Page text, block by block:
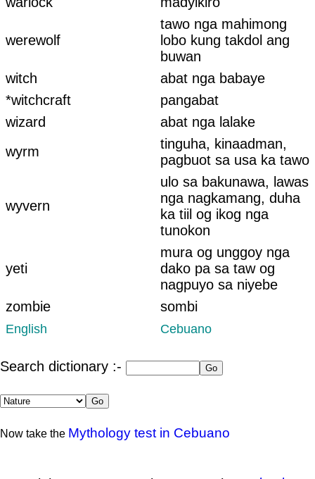
werewolf
tawo nga mahimong
lobo kung takdol ang
buwan
witch
abat nga babaye
*witchcraft
pangabat
wizard
abat nga lalake
wyrm
tinguha, kinaadman,
pagbuot sa usa ka tawo
wyvern
ulo sa bakunawa, lawas
nga nagkamang, duha
ka tiil og ikog nga
tunokon
yeti
mura og unggoy nga
dako pa sa taw og
nagpuyo sa niyebe
zombie
sombi
English Cebuano
Search dictionary :-
Now take the Mythology test in Cebuano